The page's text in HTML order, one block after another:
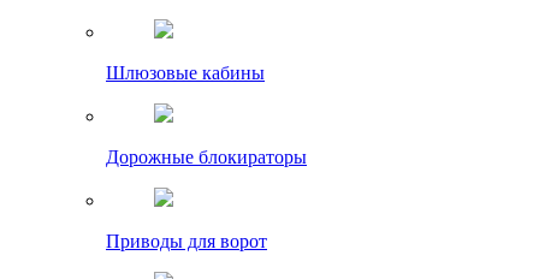
Шлюзовые кабины
Дорожные блокираторы
Приводы для ворот